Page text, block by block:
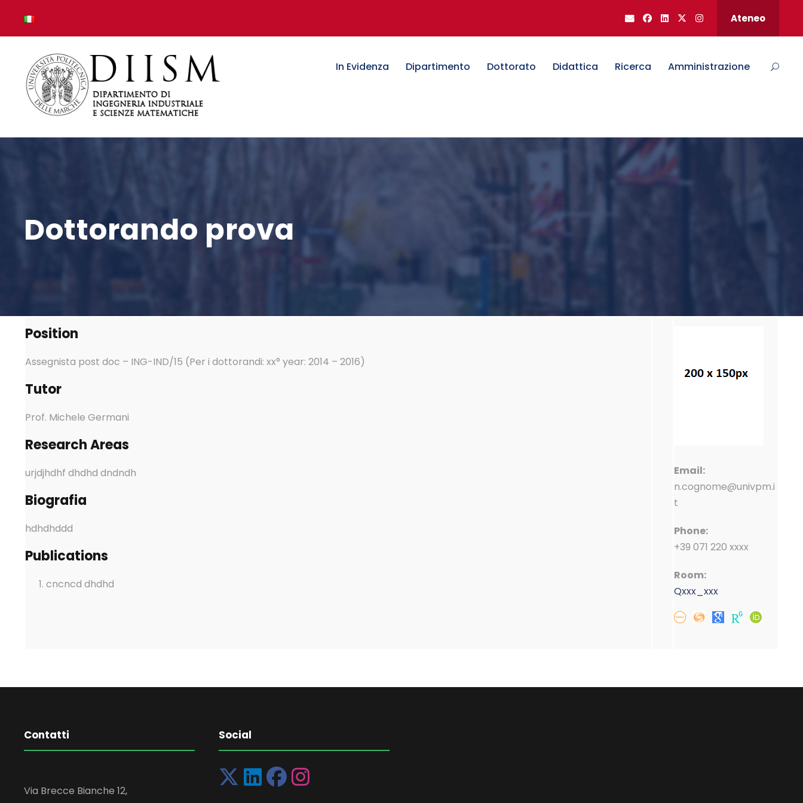
Ateneo
In Evidenza Dipartimento Dottorato Didattica Ricerca Amministrazione
Dottorando prova
Position
Assegnista post doc – ING-IND/15 (Per i dottorandi: xx° year: 2014 – 2016)
Tutor
Prof. Michele Germani
Research Areas
urjdjhdhf dhdhd dndndh
Biografia
hdhdhddd
Publications
cncncd dhdhd
Email:
n.cognome@univpm.i
t
Phone:
+39 071 220 xxxx
Room:
Qxxx_xxx
Contatti
Via Brecce Bianche 12,
Social